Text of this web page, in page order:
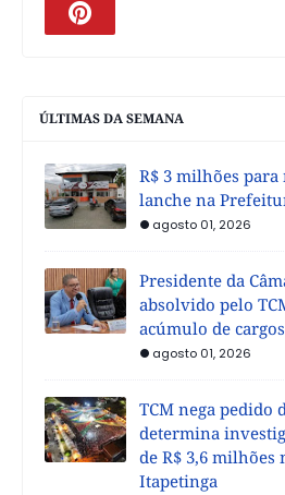
ÚLTIMAS DA SEMANA
R$ 3 milhões
lanche na
agosto 01, 2026
Presidente da
absolvido pelo
acúmulo de cargos
agosto 01, 2026
TCM nega pedido
determina
de R$ 3,6 milhões
Itapetinga